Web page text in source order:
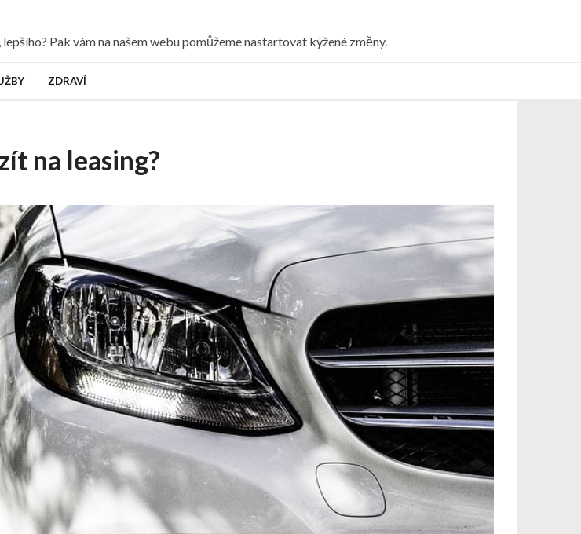
Pak vám na našem webu pomůžeme nastartovat kýžené změny.
ZDRAVÍ
na leasing?